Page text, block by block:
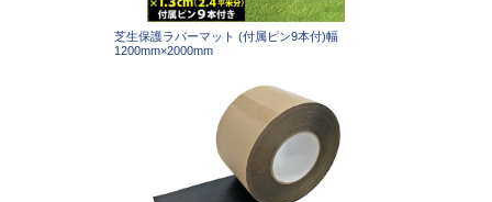
芝生保護ラバーマット (付属ピン9本付)幅
1200mm×2000mm